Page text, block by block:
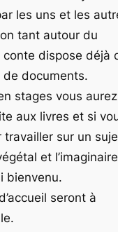
les uns et les
tant autour du
dispose déjà
de documents.
stages vous aurez
aux livres et si
travailler sur un
et l’imaginaire
bienvenu.
seront à